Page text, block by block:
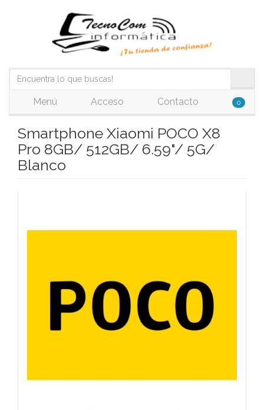
Menú Acceso Contacto 0
Smartphone Xiaomi POCO X8
Pro 8GB/ 512GB/ 6.59"/ 5G/
Blanco